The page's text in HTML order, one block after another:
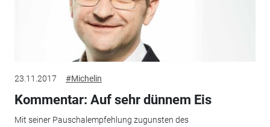
23.11.2017 #Michelin
Kommentar: Auf sehr dünnem Eis
Mit seiner Pauschalempfehlung zugunsten des